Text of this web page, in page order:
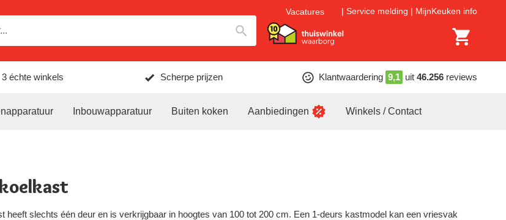
Vacatures Service melding MijnKeuken info
3 échte winkels Scherpe prijzen Klantwaardering 9,1 uit 46.256 reviews
Inbouwapparatuur Buiten koken Aanbiedingen Winkels / Contact
heeft slechts één deur en is verkrijgbaar in hoogtes van 100 tot 200 cm. Een 1-deurs kastmodel kan een vriesvak